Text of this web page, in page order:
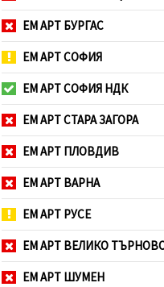
ЕМ АРТ БУРГАС
ЕМ АРТ СОФИЯ
ЕМ АРТ СОФИЯ НДК
ЕМ АРТ СТАРА ЗАГОРА
ЕМ АРТ ПЛОВДИВ
ЕМ АРТ ВАРНА
ЕМ АРТ РУСЕ
ЕМ АРТ ВЕЛИКО
ЕМ АРТ ШУМЕН